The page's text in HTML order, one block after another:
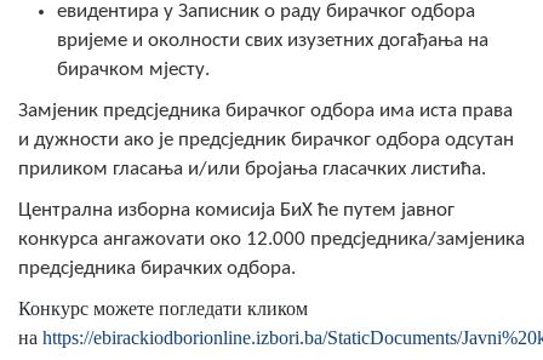
евидентира у Записник о раду бирачког одбора
вријеме и околности свих изузетних догађања на
бирачком мјесту.
Замјеник предсједника бирачког одбора има иста права
и дужности ако је предсједник бирачког одбора одсутан
приликом гласања и/или бројања гласачких листића.
Централна изборна комисија БиХ ће путем јавног
конкурса ангажovати око 12.000 предсједника/замјеника
предсједника бирачких одбора.
Конкурс можете погледати кликом
на https://ebirackiodborionline.izbori.ba/StaticDocuments/